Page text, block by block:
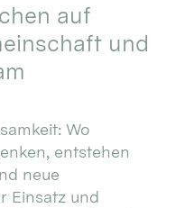
auf
und
Wo
entstehen
neue
Einsatz und